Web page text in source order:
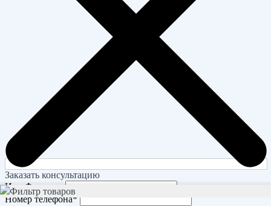
Фильтр товаров
Заказать консультацию
Имя Фамилия
Номер телефона*